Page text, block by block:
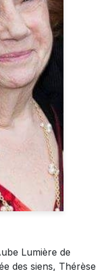
Lumière de
des siens, Thérèse